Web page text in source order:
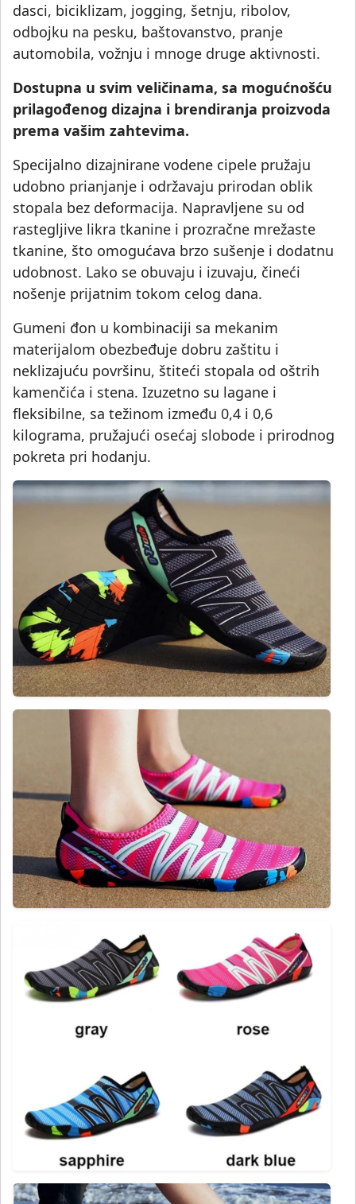
dasci, biciklizam, jogging, šetnju, ribolov,
odbojku na pesku, baštovanstvo, pranje
automobila, vožnju i mnoge druge aktivnosti.
Dostupna u svim veličinama, sa mogućnošću
prilagođenog dizajna i brendiranja proizvoda
prema vašim zahtevima.
Specijalno dizajnirane vodene cipele pružaju
udobno prianjanje i održavaju prirodan oblik
stopala bez deformacija. Napravljene su od
rastegljive likra tkanine i prozračne mrežaste
tkanine, što omogućava brzo sušenje i dodatnu
udobnost. Lako se obuvaju i izuvaju, čineći
nošenje prijatnim tokom celog dana.
Gumeni đon u kombinaciji sa mekanim
materijalom obezbeđuje dobru zaštitu i
neklizajuću površinu, štiteći stopala od oštrih
kamenčića i stena. Izuzetno su lagane i
fleksibilne, sa težinom između 0,4 i 0,6
kilograma, pružajući osećaj slobode i prirodnog
pokreta pri hodanju.